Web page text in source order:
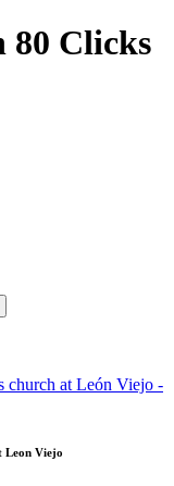
80 Clicks
Leon Viejo